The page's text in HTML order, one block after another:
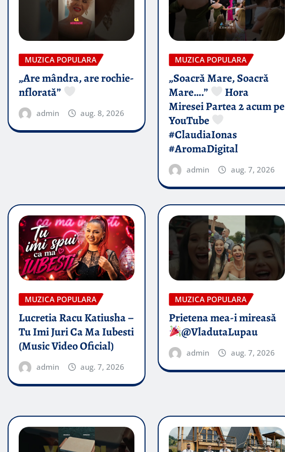
MUZICA POPULARA
„Are mândra, are rochie-
nflorată”
admin aug. 8, 2026
MUZICA POPULARA
„Soacră Mare, Soacră
Mare….”
Hora
Miresei Partea 2 acum pe
YouTube
#ClaudiaIonas
#AromaDigital
admin aug. 7, 2026
MUZICA POPULARA
Lucretia Racu Katiusha –
Tu Imi Juri Ca Ma Iubesti
(Music Video Oficial)
admin aug. 7, 2026
MUZICA POPULARA
Prietena mea-i mireasă​
@VladutaLupau
admin aug. 7, 2026